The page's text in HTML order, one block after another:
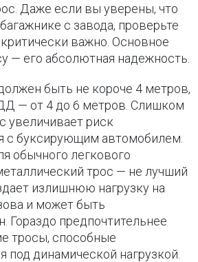
Даже если вы уверены, что
с завода, проверьте
важно. Основное
— его абсолютная надежность.
быть не короче 4 метров,
— от 4 до 6 метров. Слишком
увеличивает риск
с буксирующим автомобилем.
обычного легкового
трос — не лучший
излишнюю нагрузку на
и может быть
Гораздо предпочтительнее
тросы, способные
под динамической нагрузкой.